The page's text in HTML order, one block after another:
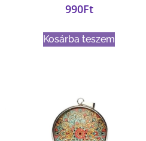
990Ft
Kosárba teszem